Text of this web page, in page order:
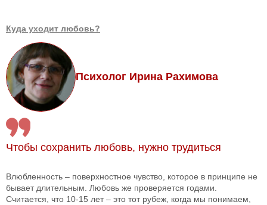
Куда уходит любовь?
Психолог Ирина Рахимова
Чтобы сохранить любовь, нужно трудиться
Влюбленность – поверхностное чувство, которое в принципе не
бывает длительным. Любовь же проверяется годами.
Считается, что 10-15 лет – это тот рубеж, когда мы понимаем,